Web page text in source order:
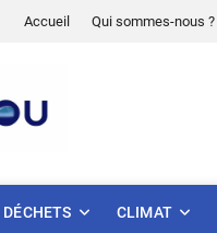
Accueil Qui sommes-nous ?
DÉCHETS CLIMAT